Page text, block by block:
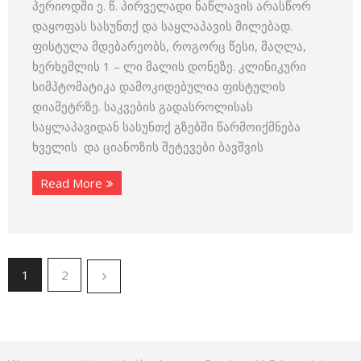
პერიოდში ე. წ. პირველადი ნაწლავის არასწორ
დაყოფას სასუნთქ და საყლაპავის მილებად.
ფისტულა მდებარეობს, როგორც წესი, მაღლა,
ხერხემლის 1 – ლი მალის დონეზე. კლინიკური
სიმპტომატიკა დამოკიდებულია ფისტულის
დიამეტრზე. საკვების გადასროლისას
საყლაპავიდან სასუნთქ გზებში წარმოიქმნება
ხველის და ციანოზის შეტევები ბავშვის
Read More
1 2